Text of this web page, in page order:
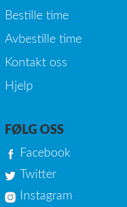
Bestille time
Avbestille time
Kontakt oss
Hjelp
FØLG OSS
Facebook
Twitter
Instagram